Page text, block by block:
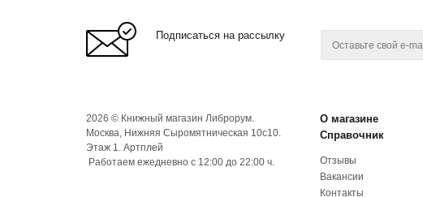
Подписаться на рассылку
2026 © Книжный магазин Либрорум.
Москва, Нижняя Сыромятническая 10с10.
Этаж 1. Артплей
Работаем ежедневно с 12:00 до 22:00 ч.
О магазине
Справочник
Отзывы
Вакансии
Контакты